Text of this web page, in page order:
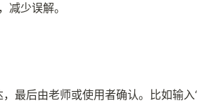
减少误解。
最后由老师或使用者确认。比如输